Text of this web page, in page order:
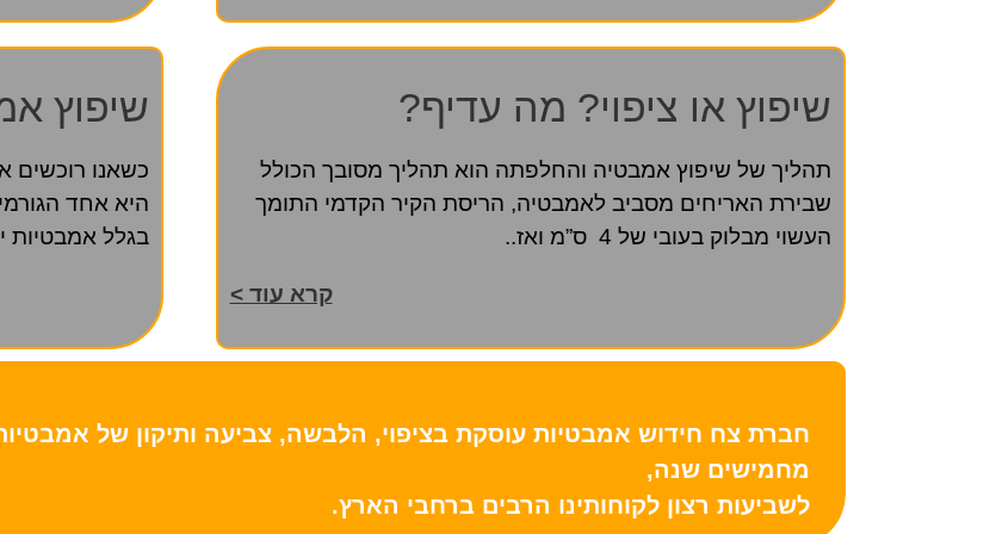
שיפוץ או ציפוי? מה עדיף?
תהליך של שיפוץ אמבטיה והחלפתה הוא תהליך מסובך הכולל
שבירת האריחים מסביב לאמבטיה, הריסת הקיר הקדמי התומך
העשוי מבלוק בעובי של 4 ס”מ ואז..
קרא עוד >
שיפוץ
כשאנו רוכשים
היא אחד
בגלל אמבטיות
חברת צח חידוש אמבטיות עוסקת בציפוי, הלבשה, צביעה ותיקון של
מחמישים שנה,
לשביעות רצון לקוחותינו הרבים ברחבי הארץ.